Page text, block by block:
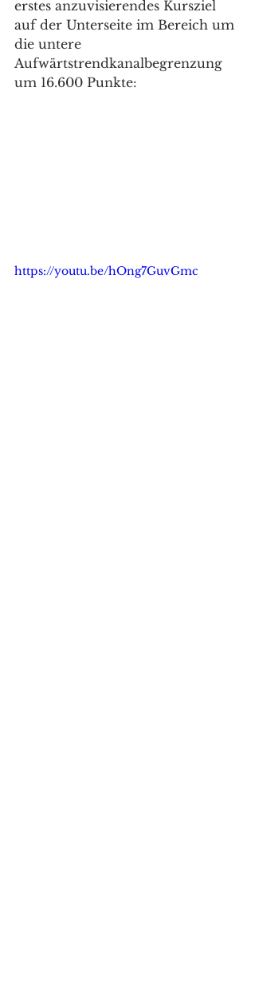
erstes anzuvisierendes Kursziel
auf der Unterseite im Bereich um
die untere
Aufwärtstrendkanalbegrenzung
um 16.600 Punkte:
https://youtu.be/hOng7GuvGmc